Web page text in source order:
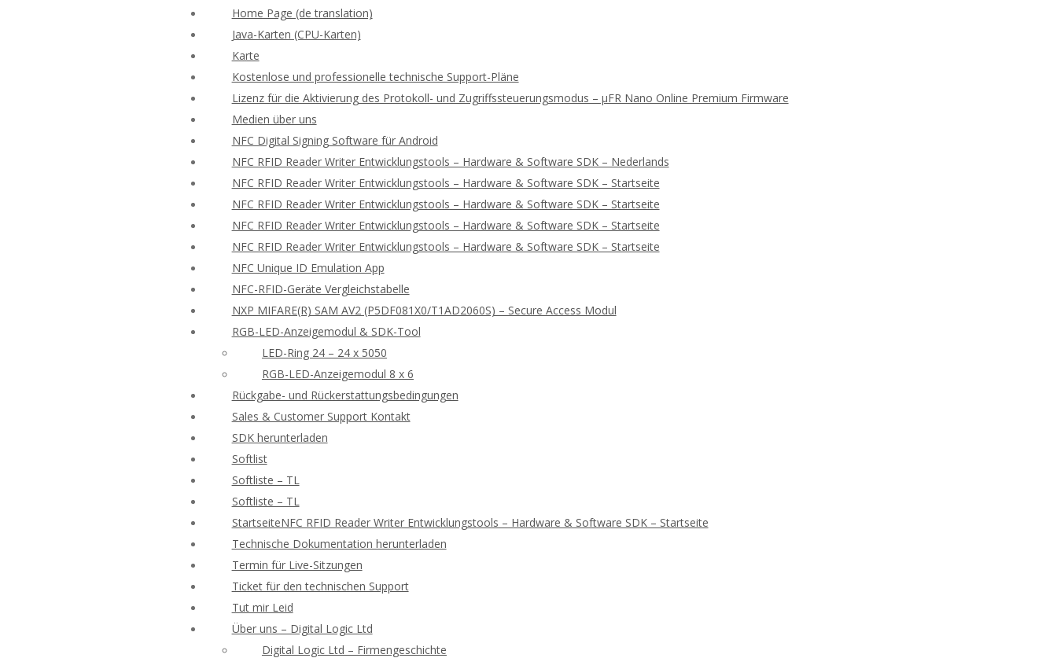
Home Page (de translation)
Java-Karten (CPU-Karten)
Karte
Kostenlose und professionelle technische Support-Pläne
Lizenz für die Aktivierung des Protokoll- und Zugriffssteuerungsmodus – μFR Nano Online Premium Firmware
Medien über uns
NFC Digital Signing Software für Android
NFC RFID Reader Writer Entwicklungstools – Hardware & Software SDK – Nederlands
NFC RFID Reader Writer Entwicklungstools – Hardware & Software SDK – Startseite
NFC RFID Reader Writer Entwicklungstools – Hardware & Software SDK – Startseite
NFC RFID Reader Writer Entwicklungstools – Hardware & Software SDK – Startseite
NFC RFID Reader Writer Entwicklungstools – Hardware & Software SDK – Startseite
NFC Unique ID Emulation App
NFC-RFID-Geräte Vergleichstabelle
NXP MIFARE(R) SAM AV2 (P5DF081X0/T1AD2060S) – Secure Access Modul
RGB-LED-Anzeigemodul & SDK-Tool
LED-Ring 24 – 24 x 5050
RGB-LED-Anzeigemodul 8 x 6
Rückgabe- und Rückerstattungsbedingungen
Sales & Customer Support Kontakt
SDK herunterladen
Softlist
Softliste – TL
Softliste – TL
StartseiteNFC RFID Reader Writer Entwicklungstools – Hardware & Software SDK – Startseite
Technische Dokumentation herunterladen
Termin für Live-Sitzungen
Ticket für den technischen Support
Tut mir Leid
Über uns – Digital Logic Ltd
Digital Logic Ltd – Firmengeschichte